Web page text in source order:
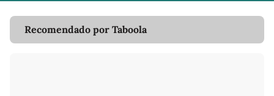
Recomendado por Taboola